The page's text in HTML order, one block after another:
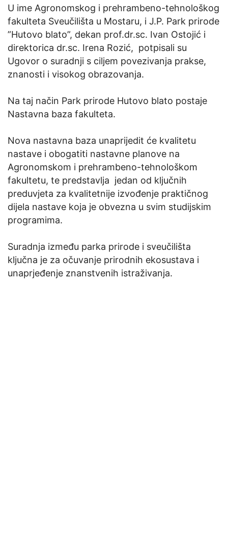
U ime Agronomskog i prehrambeno-tehnološkog
fakulteta Sveučilišta u Mostaru, i J.P. Park prirode
”Hutovo blato”, dekan prof.dr.sc. Ivan Ostojić i
direktorica dr.sc. Irena Rozić, potpisali su
Ugovor o suradnji s ciljem povezivanja prakse,
znanosti i visokog obrazovanja.
Na taj način Park prirode Hutovo blato postaje
Nastavna baza fakulteta.
Nova nastavna baza unaprijedit će kvalitetu
nastave i obogatiti nastavne planove na
Agronomskom i prehrambeno-tehnološkom
fakultetu, te predstavlja jedan od ključnih
preduvjeta za kvalitetnije izvođenje praktičnog
dijela nastave koja je obvezna u svim studijskim
programima.
Suradnja između parka prirode i sveučilišta
ključna je za očuvanje prirodnih ekosustava i
unaprjeđenje znanstvenih istraživanja.